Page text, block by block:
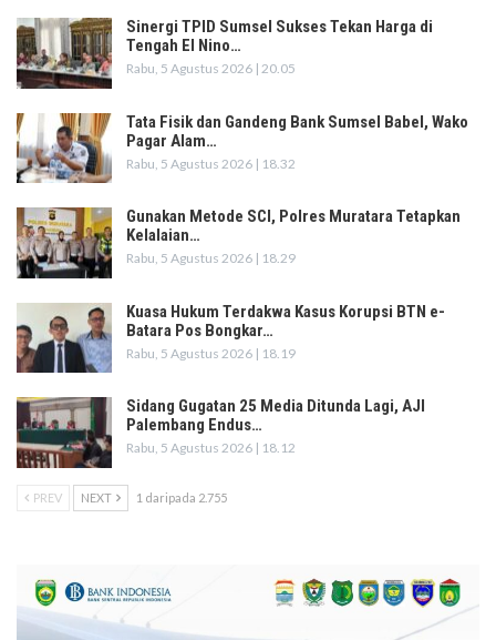
Sinergi TPID Sumsel Sukses Tekan Harga di
Tengah El Nino…
Rabu, 5 Agustus 2026 | 20.05
Tata Fisik dan Gandeng Bank Sumsel Babel, Wako
Pagar Alam…
Rabu, 5 Agustus 2026 | 18.32
Gunakan Metode SCI, Polres Muratara Tetapkan
Kelalaian…
Rabu, 5 Agustus 2026 | 18.29
Kuasa Hukum Terdakwa Kasus Korupsi BTN e-
Batara Pos Bongkar…
Rabu, 5 Agustus 2026 | 18.19
Sidang Gugatan 25 Media Ditunda Lagi, AJI
Palembang Endus…
Rabu, 5 Agustus 2026 | 18.12
PREV NEXT 1 daripada 2.755